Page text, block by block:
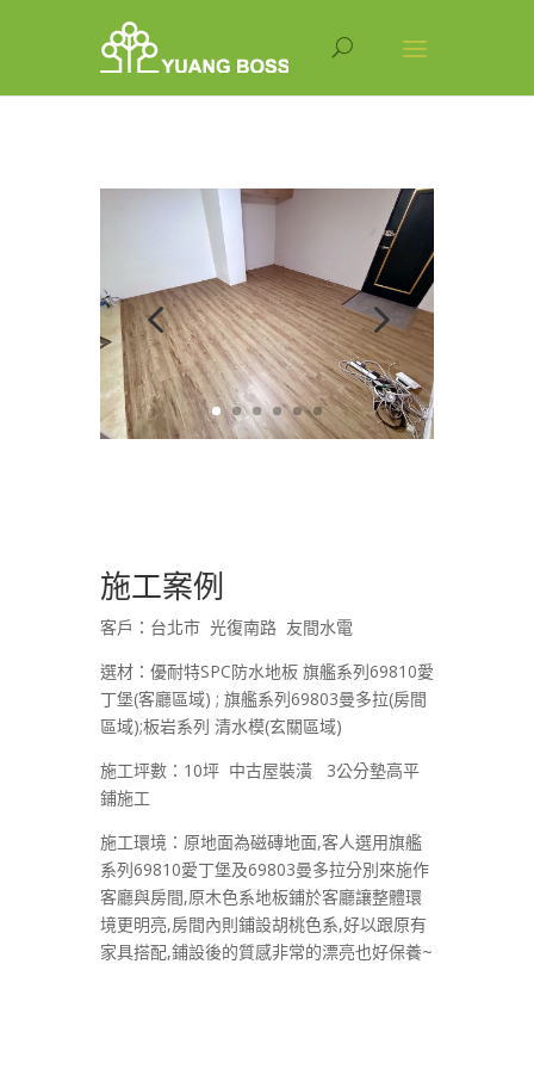
施工案例
客戶：台北市 光復南路 友間水電
選材：優耐特SPC防水地板 旗艦系列69810愛
丁堡(客廳區域) ; 旗艦系列69803曼多拉(房間
區域);板岩系列 清水模(玄關區域)
施工坪數：10坪 中古屋裝潢 3公分墊高平
鋪施工
施工環境：原地面為磁磚地面,客人選用旗艦
系列69810愛丁堡及69803曼多拉分別來施作
客廳與房間,原木色系地板鋪於客廳讓整體環
境更明亮,房間內則鋪設胡桃色系,好以跟原有
家具搭配,鋪設後的質感非常的漂亮也好保養~